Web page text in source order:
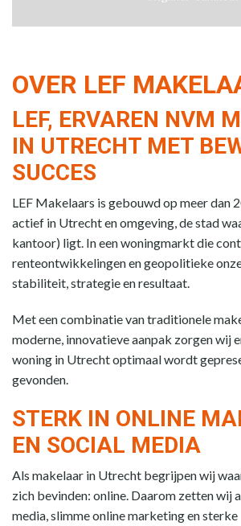
OVER LEF
LEF, ERVAREN NVM
IN UTRECHT MET
SUCCES
LEF Makelaars is gebouwd op meer dan
actief in Utrecht en omgeving, de stad
kantoor) ligt. In een woningmarkt die
renteontwikkelingen en geopolitieke
stabiliteit, strategie en resultaat.
Met een combinatie van traditionele
moderne, innovatieve aanpak zorgen wij
woning in Utrecht optimaal wordt
gevonden.
STERK IN ONLINE
EN SOCIAL MEDIA
Als makelaar in Utrecht begrijpen wij
zich bevinden: online. Daarom zetten wij
media, slimme online marketing en sterke